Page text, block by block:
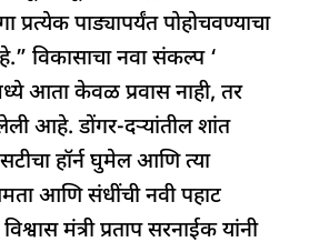
प्रत्येक पाड्यापर्यंत पोहोचवण्याचा
विकासाचा नवा संकल्प ‘
आता केवळ प्रवास नाही, तर
आहे. डोंगर-दऱ्यांतील शांत
हॉर्न घुमेल आणि त्या
आणि संधींची नवी पहाट
मंत्री प्रताप सरनाईक यांनी